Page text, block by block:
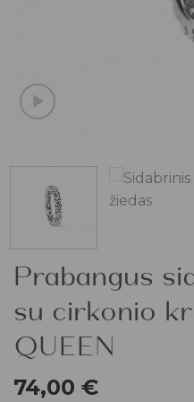
Prabangus
su cirkonio
QUEEN
74,00 €